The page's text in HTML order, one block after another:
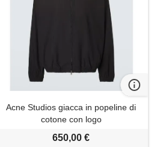
Acne Studios giacca in popeline di
cotone con logo
650,00 €